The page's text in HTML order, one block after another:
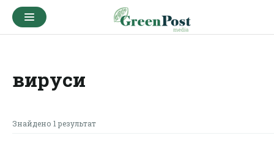
вируси
Знайдено 1 результат